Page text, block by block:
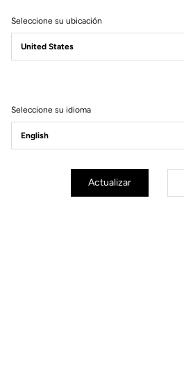
Race
Seleccione su ubicación
Seleccione su idioma
Actualizar